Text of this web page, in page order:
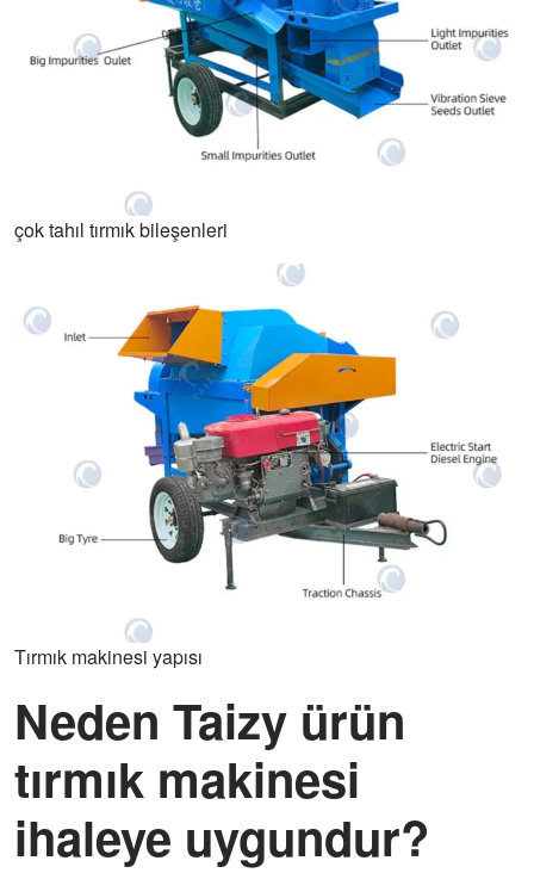
çok tahıl tırmık bileşenleri
Tırmık makinesi yapısı
Neden Taizy ürün
tırmık makinesi
ihaleye uygundur?